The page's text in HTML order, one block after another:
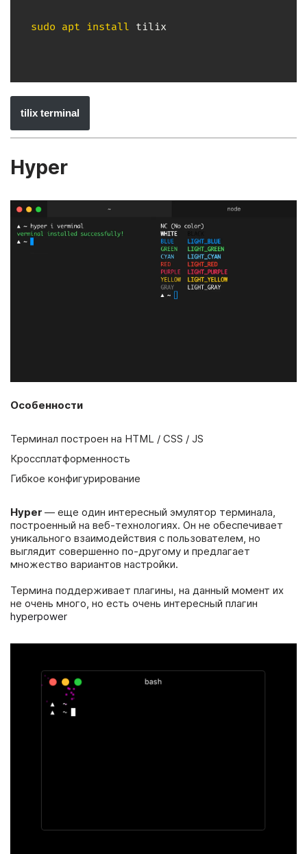
sudo apt install
tilix terminal
Hyper
Особенности
Терминал построен на HTML / CSS / JS
Кроссплатформенность
Гибкое конфигурирование
Hyper — еще один интересный эмулятор терминала,
построенный на веб-технологиях. Он не обеспечивает
уникального взаимодействия с пользователем, но
выглядит совершенно по-другому и предлагает
множество вариантов настройки.
Термина поддерживает плагины, на данный момент их
не очень много, но есть очень интересный плагин
hyperpower